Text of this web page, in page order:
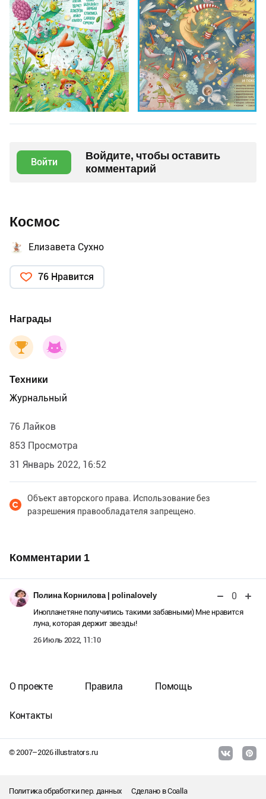
Войти
Войдите, чтобы оставить
комментарий
Космос
Елизавета Сухно
76 Нравится
Награды
Техники
Журнальный
76 Лайков
853 Просмотра
31 Январь 2022, 16:52
Объект авторского права. Использование без
разрешения правообладателя запрещено.
Комментарии 1
Полина Корнилова | polinalovely 0
Инопланетяне получились такими забавными) Мне нравится
луна, которая держит звезды!
26 Июль 2022, 11:10
© 2007–2026illustrators.ru
О проекте Правила Помощь
Контакты
Политика обработки пер. данных Сделано вCoalla